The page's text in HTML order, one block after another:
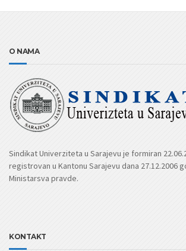
O NAMA
Sindikat Univerziteta u Sarajevu je formiran
registrovan u Kantonu Sarajevu dana 27.12.2006
Ministarsva pravde.
KONTAKT